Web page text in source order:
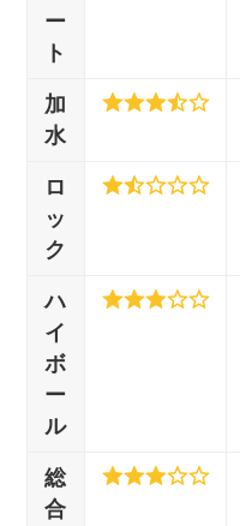
ー
ト
加
水
ロ
ッ
ク
ハ
イ
ボ
ー
ル
総
合